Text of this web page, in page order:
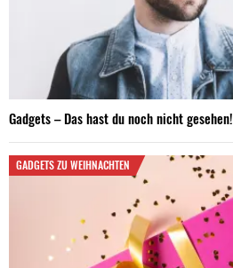
Gadgets – Das hast du noch nicht gesehen!
GADGETS ZU WEIHNACHTEN